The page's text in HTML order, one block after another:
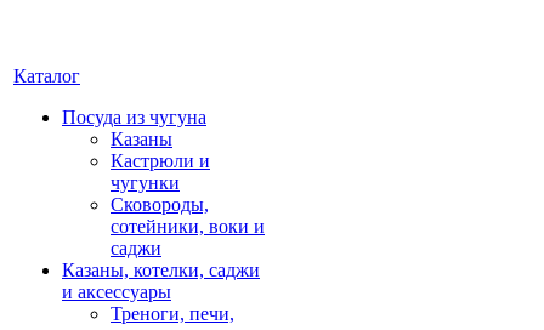
Каталог
Посуда из чугуна
Казаны
Кастрюли и
чугунки
Сковороды,
сотейники, воки и
саджи
Казаны, котелки, саджи
и аксессуары
Треноги, печи,